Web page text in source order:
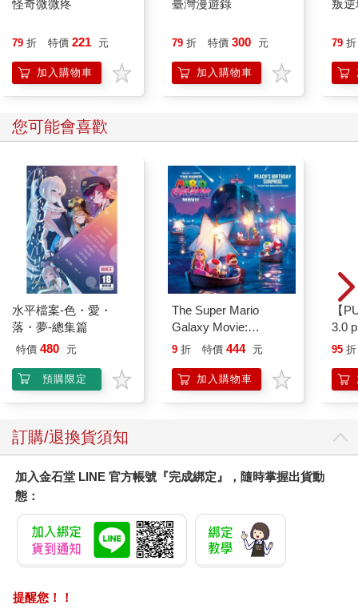
怪奇微微疼
79 折 特價 221 元
加入購物車
臺灣漫遊錄
79 折 特價 300 元
加入購物車
叛逆
79 折
您可能會喜歡
水平檔案-色・愛・
落・夢-總集篇
特價 480 元
預購限定
The Super Mario
Galaxy Movie:
Peach`s Birthday
Mario Galaxy Movie
Storybook
9 折 特價 444 元
加入購物車
【
3.0
黑
95 折
訂購/退換貨須知
加入金石堂 LINE 官方帳號『完成綁定』，隨時掌握出貨動
態：
提醒您！！